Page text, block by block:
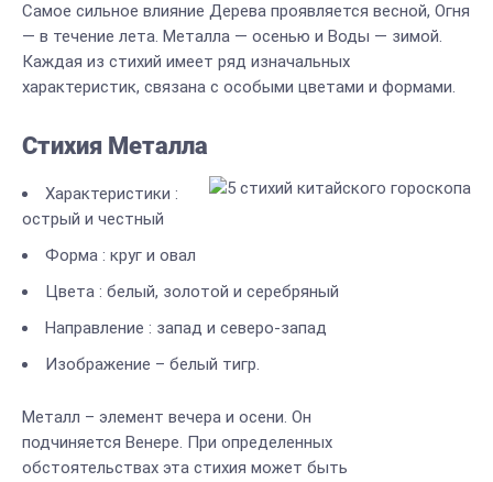
Самое сильное влияние Дерева проявляется весной, Огня
— в течение лета. Металла — осенью и Воды — зимой.
Каждая из стихий имеет ряд изначальных
характеристик, связана с особыми цветами и формами.
Стихия Металла
Характеристики :
острый и честный
Форма : круг и овал
Цвета : белый, золотой и серебряный
Направление : запад и северо-запад
Изображение – белый тигр.
Металл – элемент вечера и осени. Он
подчиняется Венере. При определенных
обстоятельствах эта стихия может быть